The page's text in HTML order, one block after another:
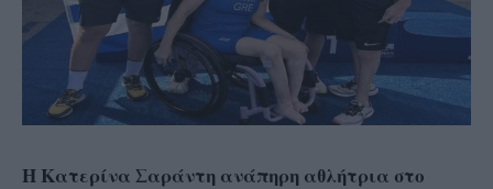
Η Κατερίνα Σαράντη ανάπηρη αθλήτρια στο